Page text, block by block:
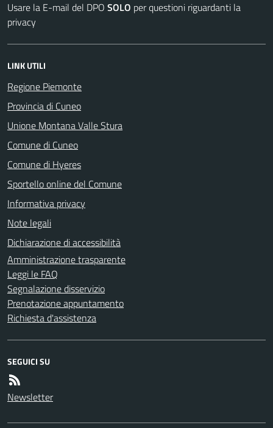
Usare la E-mail del DPO SOLO per questioni riguardanti la
privacy
LINK UTILI
Regione Piemonte
Provincia di Cuneo
Unione Montana Valle Stura
Comune di Cuneo
Comune di Hyeres
Sportello online del Comune
Informativa privacy
Note legali
Dichiarazione di accessibilità
Amministrazione trasparente
Leggi le FAQ
Segnalazione disservizio
Prenotazione appuntamento
Richiesta d'assistenza
SEGUICI SU
Newsletter